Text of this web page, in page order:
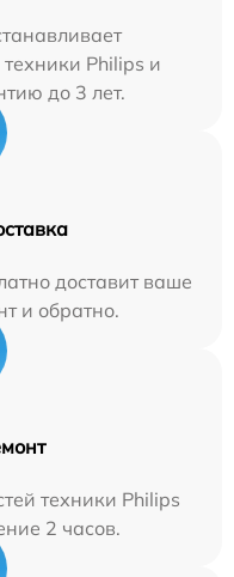
Philips и
до 3 лет.
доставит ваше
и обратно.
техники Philips
2 часов.